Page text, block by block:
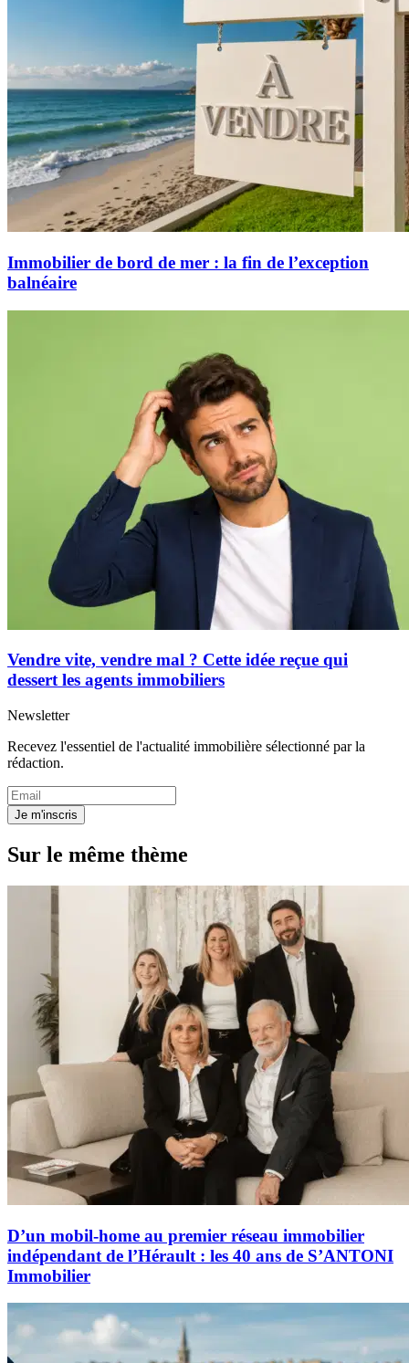
Immobilier de bord de mer : la fin de l’exception
balnéaire
Vendre vite, vendre mal ? Cette idée reçue qui
dessert les agents immobiliers
Newsletter
Recevez l'essentiel de l'actualité immobilière sélectionné par la
rédaction.
Je m'inscris
Sur le même thème
D’un mobil-home au premier réseau immobilier
indépendant de l’Hérault : les 40 ans de S’ANTONI
Immobilier